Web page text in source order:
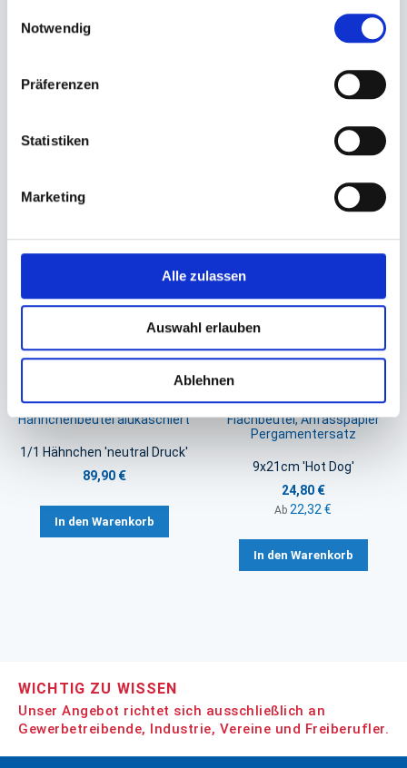
Notwendig
Präferenzen
Statistiken
Marketing
Alle zulassen
Auswahl erlauben
Ablehnen
Pergamentersatz
15,60 €
In den Warenkorb
Flachbeutel, Anfasspapier
braun Kraftpapier
In den Warenkorb
Hähnchenbeutel alukaschiert
1/1 Hähnchen 'neutral Druck'
89,90 €
In den Warenkorb
Flachbeutel, Anfasspapier
Pergamentersatz
9x21cm 'Hot Dog'
24,80 €
Ab 22,32 €
In den Warenkorb
WICHTIG ZU WISSEN
Unser Angebot richtet sich ausschließlich an
Gewerbetreibende, Industrie, Vereine und Freiberufler.